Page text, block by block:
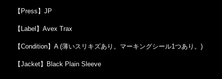
【Press】JP
【Label】Avex Trax
【Condition】A (薄いスリキズあり。マーキングシール1つあり。)
【Jacket】Black Plain Sleeve